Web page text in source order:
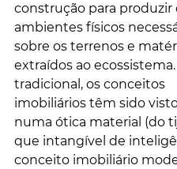
construção para produzir
ambientes físicos
sobre os terrenos e
extraídos ao
tradicional, os conceitos
imobiliários têm sido
numa ótica material (do
que intangível de
conceito imobiliário